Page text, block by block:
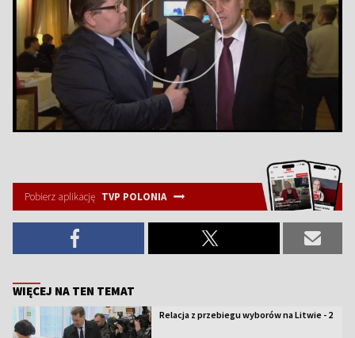
Pobierz aplikację TVP POLONIA
WIĘCEJ NA TEN TEMAT
Relacja z przebiegu wyborów na Litwie - 2